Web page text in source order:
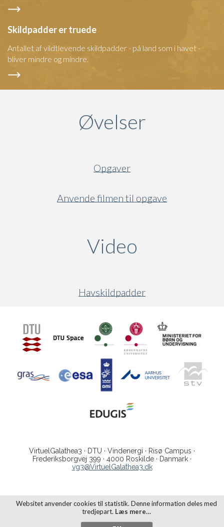
Websitet anvender cookies til statistik. Denne information deles med
tredjepart. Læs mere…
Skildpadder er truede
Antallet af vildtlevende skildpadder - på land som i havet -
bliver mindre og mindre.
Øvelser
Opgaver
Anvende filmen til opgave
Video
Havskildpadder
VirtuelGalathea3 · DTU · Vindenergi · Risø Campus ·
Frederiksborgvej 399 · 4000 Roskilde · Danmark ·
vg3@VirtuelGalathea3.dk